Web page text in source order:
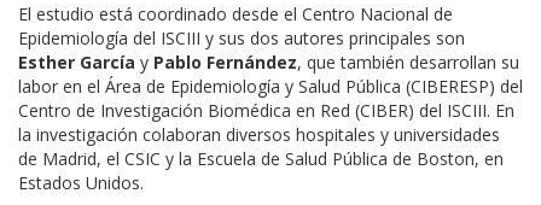
El estudio está coordinado desde el Centro Nacional de
Epidemiología del ISCIII y sus dos autores principales son
Esther García y Pablo Fernández, que también desarrollan su
labor en el Área de Epidemiología y Salud Pública (CIBERESP) del
Centro de Investigación Biomédica en Red (CIBER) del ISCIII. En
la investigación colaboran diversos hospitales y universidades
de Madrid, el CSIC y la Escuela de Salud Pública de Boston, en
Estados Unidos.